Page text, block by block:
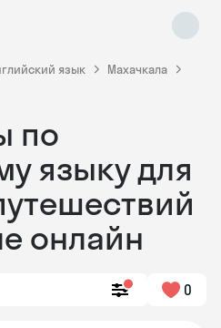
язык
Махачкала
по
языку для
онлайн
0